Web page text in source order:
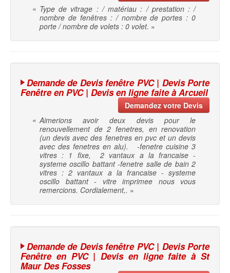
« Type de vitrage : / matériau : / prestation : /
nombre de fenêtres : / nombre de portes : 0
porte / nombre de volets : 0 volet. »
Demande de Devis fenêtre PVC | Devis Porte
Fenêtre en PVC | Devis en ligne faite à Arcueil
Demandez votre Devis
« Aimerions avoir deux devis pour le
renouvellement de 2 fenetres, en renovation
(un devis avec des fenetres en pvc et un devis
avec des fenetres en alu). -fenetre cuisine 3
vitres : 1 fixe, 2 vantaux a la francaise -
systeme oscillo battant -fenetre salle de bain 2
vitres : 2 vantaux a la francaise - systeme
oscillo battant - vitre imprimee nous vous
remercions. Cordialement,. »
Demande de Devis fenêtre PVC | Devis Porte
Fenêtre en PVC | Devis en ligne faite à St
Maur Des Fosses